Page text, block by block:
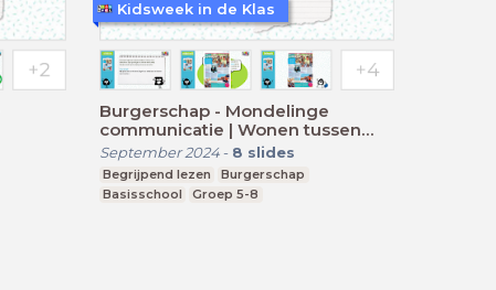
Burgerschap - Mondelinge
communicatie | Wonen tussen
toeristen op Ibiza
September 2024- 8 slides
Begrijpend lezen
Burgerschap
Basisschool
Groep 5-8
Kidsweek in de Klas